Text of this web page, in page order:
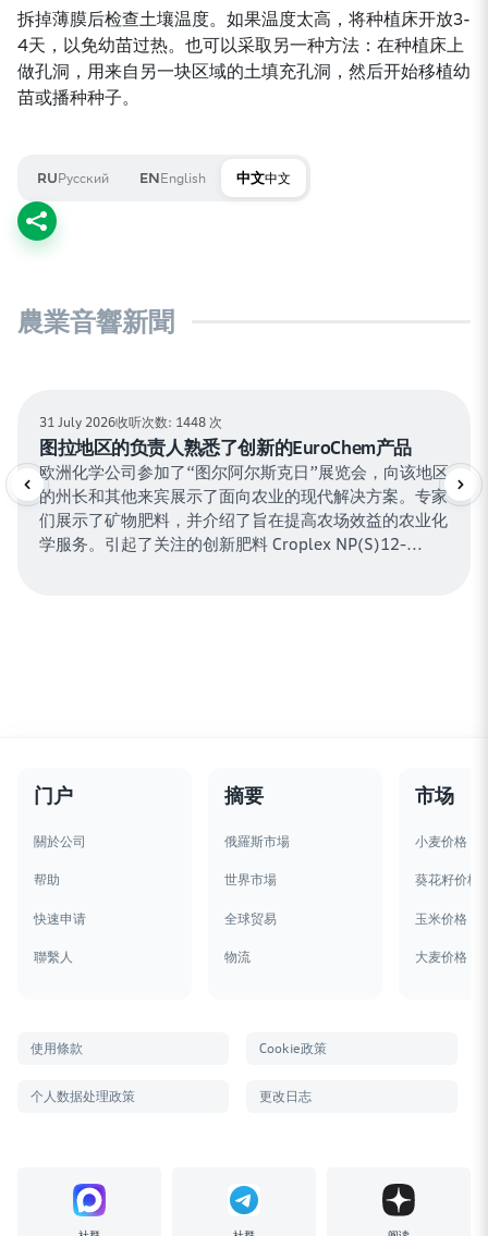
拆掉薄膜后检查土壤温度。如果温度太高，将种植床开放3-
4天，以免幼苗过热。也可以采取另一种方法：在种植床上
做孔洞，用来自另一块区域的土填充孔洞，然后开始移植幼
苗或播种种子。
RUРусский ENEnglish 中文中文
農業音響新聞
31 July 2026收听次数: 1448 次
图拉地区的负责人熟悉了创新的EuroChem产品
欧洲化学公司参加了“图尔阿尔斯克日”展览会，向该地区
的州长和其他来宾展示了面向农业的现代解决方案。专家
们展示了矿物肥料，并介绍了旨在提高农场效益的农业化
学服务。引起了关注的创新肥料 Croplex NP(S)12-
Previous
门户
關於公司
帮助
快速申请
聯繫人
摘要
俄羅斯市場
世界市場
全球贸易
物流
市场
小麦价格
葵花籽价格
玉米价格
大麦价格
使用條款
个人数据处理政策
Cookie政策
更改日志